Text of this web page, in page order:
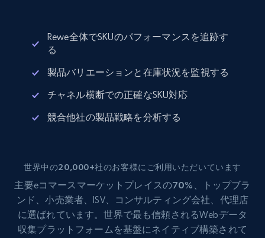
Rewe全体でSKUのパフォーマンスを追跡す
る
製品バリエーションと在庫状況を監視する
チャネル横断での正確なSKU対応
競合他社の製品戦略を分析する
世界中の20,000+社のお客様にご利用いただいています
主要eコマース マーケットプレイスの70% 、トップブラ
ンド、小売業者、ISV、コンサルティング会社、代理店
に選ばれています。世界で最も信頼されるWebデータ
収集プラットフォームを基盤にネイティブ構築されて